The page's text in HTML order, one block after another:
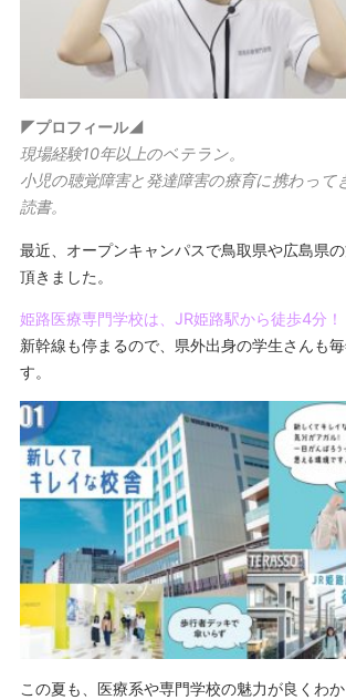
◤プロフィール◢
現場経験10年以上のベテラン。
小児の聴覚障害と発達障害の療育に携わって
読書。
最近、オープンキャンパスで鳥取県や広島県
頂きました。
姫路医療専門学校は、JR姫路駅から徒歩4分！
新幹線も停まるので、県外出身の学生さんも
す。
この夏も、医療系や専門学校の魅力が良くわか